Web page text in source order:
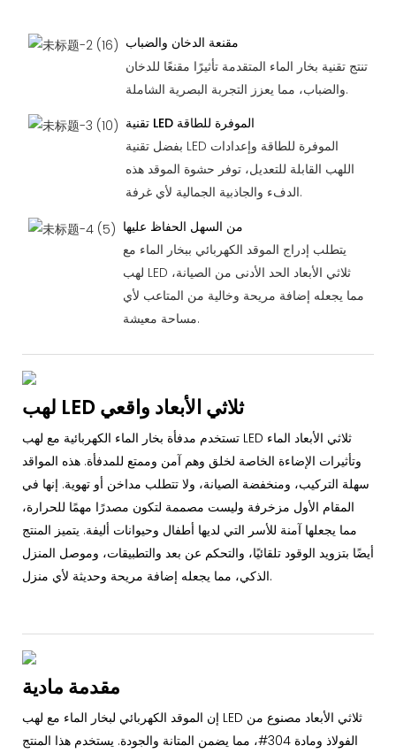
مقنعة الدخان والضباب
تنتج تقنية بخار الماء المتقدمة تأثيرًا مقنعًا للدخان
والضباب، مما يعزز التجربة البصرية الشاملة.
تقنية LED الموفرة للطاقة
بفضل تقنية LED الموفرة للطاقة وإعدادات
اللهب القابلة للتعديل، توفر حشوة الموقد هذه
الدفء والجاذبية الجمالية لأي غرفة.
من السهل الحفاظ عليها
يتطلب إدراج الموقد الكهربائي ببخار الماء مع
لهب LED ثلاثي الأبعاد الحد الأدنى من الصيانة،
مما يجعله إضافة مريحة وخالية من المتاعب لأي
مساحة معيشة.
لهب LED ثلاثي الأبعاد واقعي
تستخدم مدفأة بخار الماء الكهربائية مع لهب LED ثلاثي الأبعاد الماء
وتأثيرات الإضاءة الخاصة لخلق وهم آمن وممتع للمدفأة. هذه المواقد
سهلة التركيب، ومنخفضة الصيانة، ولا تتطلب مداخن أو تهوية. إنها في
المقام الأول مزخرفة وليست مصممة لتكون مصدرًا مهمًا للحرارة،
مما يجعلها آمنة للأسر التي لديها أطفال وحيوانات أليفة. يتميز المنتج
أيضًا بتزويد الوقود تلقائيًا، والتحكم عن بعد والتطبيقات، وموصل المنزل
الذكي، مما يجعله إضافة مريحة وحديثة لأي منزل.
مقدمة مادية
إن الموقد الكهربائي لبخار الماء مع لهب LED ثلاثي الأبعاد مصنوع من
الفولاذ ومادة 304#، مما يضمن المتانة والجودة. يستخدم هذا المنتج